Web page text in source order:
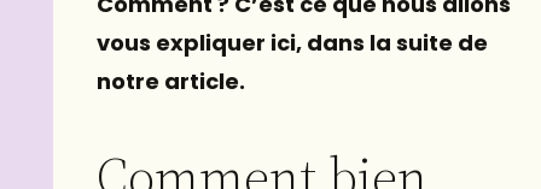
vous expliquer ici, dans la suite de
notre article.